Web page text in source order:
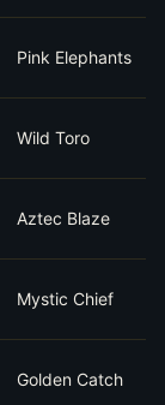
Pink Elephants
Wild Toro
Aztec Blaze
Mystic Chief
Golden Catch